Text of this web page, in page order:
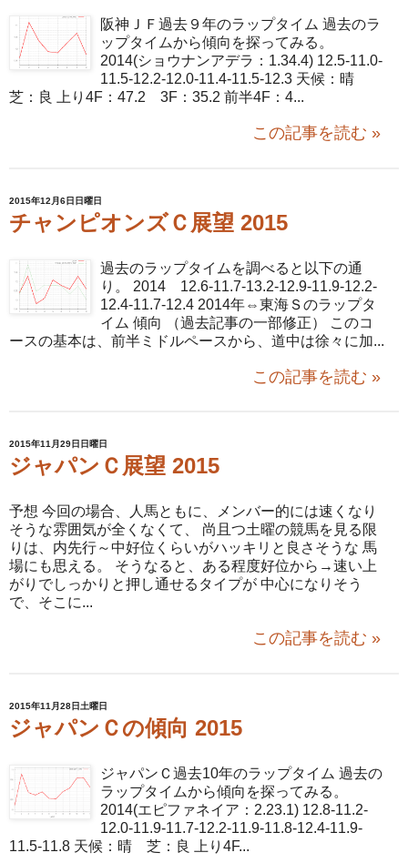
阪神ＪＦ過去９年のラップタイム 過去のラ
ップタイムから傾向を探ってみる。
2014(ショウナンアデラ：1.34.4) 12.5-11.0-
11.5-12.2-12.0-11.4-11.5-12.3 天候：晴
芝：良 上り4F：47.2 3F：35.2 前半4F：4...
この記事を読む »
2015年12月6日日曜日
チャンピオンズＣ展望 2015
過去のラップタイムを調べると以下の通
り。 2014 12.6-11.7-13.2-12.9-11.9-12.2-
12.4-11.7-12.4 2014年⇔東海Ｓのラップタ
イム 傾向 （過去記事の一部修正） このコ
ースの基本は、前半ミドルペースから、道中は徐々に加...
この記事を読む »
2015年11月29日日曜日
ジャパンＣ展望 2015
予想 今回の場合、人馬ともに、メンバー的には速くなり
そうな雰囲気が全くなくて、 尚且つ土曜の競馬を見る限
りは、内先行～中好位くらいがハッキリと良さそうな 馬
場にも思える。 そうなると、ある程度好位から→速い上
がりでしっかりと押し通せるタイプが 中心になりそう
で、そこに...
この記事を読む »
2015年11月28日土曜日
ジャパンＣの傾向 2015
ジャパンＣ過去10年のラップタイム 過去の
ラップタイムから傾向を探ってみる。
2014(エピファネイア：2.23.1) 12.8-11.2-
12.0-11.9-11.7-12.2-11.9-11.8-12.4-11.9-
11.5-11.8 天候：晴 芝：良 上り4F...